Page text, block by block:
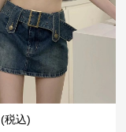
(税込)